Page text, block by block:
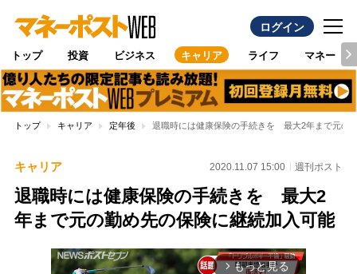
ログイン
トップ 投資 ビジネス キャリア ライフ マネー
トップ キャリア 定年後 退職時には健康保険の手続きを 最大2年まで元の
キャリア 2020.11.07 15:00 週刊ポスト
退職時には健康保険の手続きを 最大2
年まで元の勤め先の保険に継続加入可能
arrow_forward_ios もっと見る